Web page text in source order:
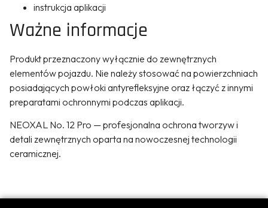
instrukcja aplikacji
Ważne informacje
Produkt przeznaczony wyłącznie do zewnętrznych
elementów pojazdu. Nie należy stosować na powierzchniach
posiadających powłoki antyrefleksyjne oraz łączyć z innymi
preparatami ochronnymi podczas aplikacji.
NEOXAL No. 12 Pro — profesjonalna ochrona tworzyw i
detali zewnętrznych oparta na nowoczesnej technologii
ceramicznej.